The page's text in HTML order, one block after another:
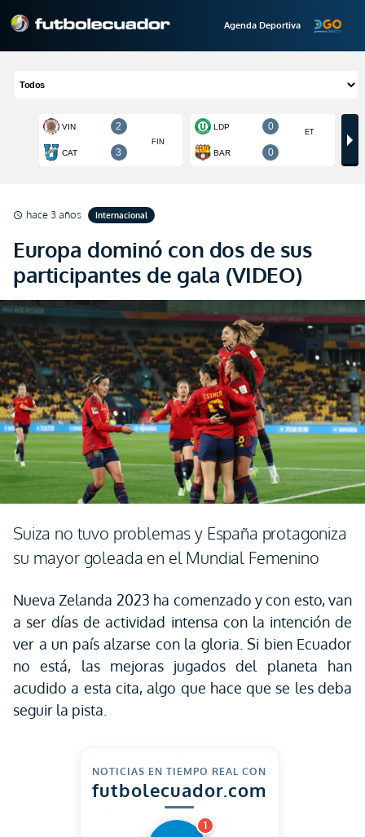
Agenda Deportiva
schedule hace 3 años Internacional
Europa dominó con dos de sus
participantes de gala (VIDEO)
Suiza no tuvo problemas y España protagoniza
su mayor goleada en el Mundial Femenino
Nueva Zelanda 2023 ha comenzado y con esto, van
a ser días de actividad intensa con la intención de
ver a un país alzarse con la gloria. Si bien Ecuador
no está, las mejoras jugados del planeta han
acudido a esta cita, algo que hace que se les deba
seguir la pista.
NOTICIAS EN TIEMPO REAL CON
futbolecuador.com
1